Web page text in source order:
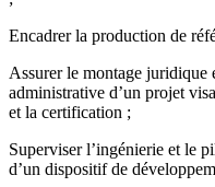
Encadrer la production de
Assurer le montage juridique
administrative d’un projet
et la certification ;
Superviser l’ingénierie et le
d’un dispositif de